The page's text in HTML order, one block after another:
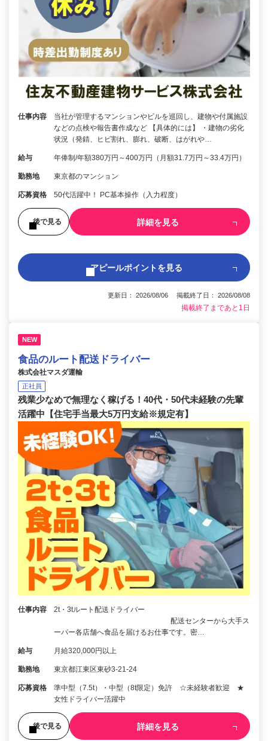
仕事内容
当社が管理するマンションやビルを巡回し、建物や付属施設
などの点検や報告書作成など 【具体的には】 ・建物の劣化
状況（発錆、ヒビ割れ、膨れ、破断、はがれや…
給与 年俸制/年額380万円～400万円（月額31.7万円～33.4万円）
勤務地 東京都のマンション
応募資格 50代活躍中！ PC基本操作（入力程度）
後で見る 詳細を見る
アピールポイントを見る
更新日： 2026/08/06 掲載終了日： 2026/08/08
掲載終了まであと1日
NEW
食品のルート配送ドライバー
株式会社マスダ運輸
正社員
残業少なめで無理なく稼げる！40代・50代未経験の先輩
活躍中【住宅手当最大5万円支給※規定有】
仕事内容
2t・3tルート配送ドライバー
配送センターから大手ス
ーパー各店舗へ食品を届けるお仕事です。密…
給与 月給320,000円以上
勤務地 東京都江東区東砂3-21-24
応募資格
準中型（7.5t）・中型（8t限定）免許 ☆未経験者歓迎 ★
女性ドライバー活躍中
後で見る 詳細を見る